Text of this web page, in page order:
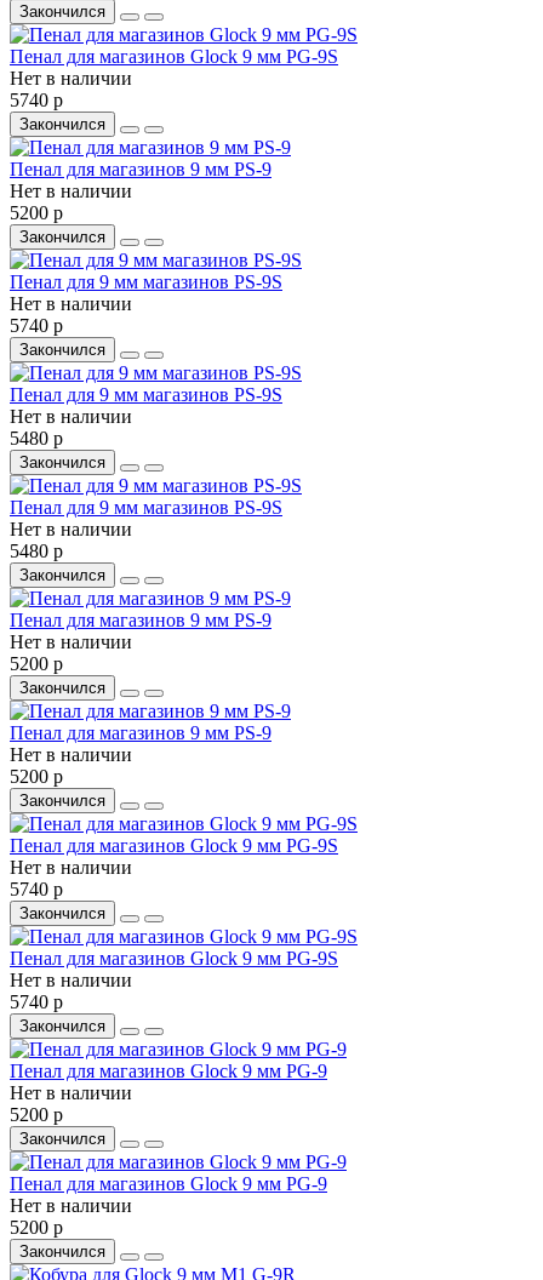
Закончился
Пенал для магазинов Glock 9 мм PG-9S
Нет в наличии
5740 р
Закончился
Пенал для магазинов 9 мм PS-9
Нет в наличии
5200 р
Закончился
Пенал для 9 мм магазинов PS-9S
Нет в наличии
5740 р
Закончился
Пенал для 9 мм магазинов PS-9S
Нет в наличии
5480 р
Закончился
Пенал для 9 мм магазинов PS-9S
Нет в наличии
5480 р
Закончился
Пенал для магазинов 9 мм PS-9
Нет в наличии
5200 р
Закончился
Пенал для магазинов 9 мм PS-9
Нет в наличии
5200 р
Закончился
Пенал для магазинов Glock 9 мм PG-9S
Нет в наличии
5740 р
Закончился
Пенал для магазинов Glock 9 мм PG-9S
Нет в наличии
5740 р
Закончился
Пенал для магазинов Glock 9 мм PG-9
Нет в наличии
5200 р
Закончился
Пенал для магазинов Glock 9 мм PG-9
Нет в наличии
5200 р
Закончился